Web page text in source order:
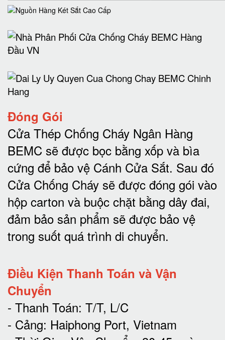
Đóng Gói
Cửa Thép Chống Cháy Ngân Hàng
BEMC sẽ được bọc bằng xốp và bìa
cứng để bảo vệ Cánh Cửa Sắt. Sau đó
Cửa Chống Cháy sẽ được đóng gói vào
hộp carton và buộc chặt bằng dây đai,
đảm bảo sản phẩm sẽ được bảo vệ
trong suốt quá trình di chuyển.
Điều Kiện Thanh Toán và Vận
Chuyển
- Thanh Toán: T/T, L/C
- Cảng: Haiphong Port, Vietnam